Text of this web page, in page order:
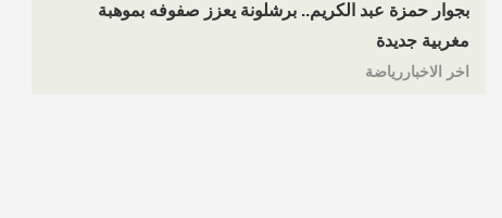
بجوار حمزة عبد الكريم.. برشلونة يعزز صفوفه بموهبة
مغربية جديدة
اخر الاخباررياضة